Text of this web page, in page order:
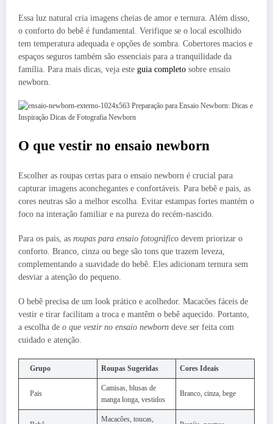
Essa luz natural cria imagens cheias de amor e ternura. Além disso,
o conforto do bebê é fundamental. Verifique se o local escolhido
tem temperatura adequada e opções de sombra. Cobertores macios e
espaços seguros também são essenciais para a tranquilidade da
família. Para mais dicas, veja este guia completo sobre ensaio
newborn.
O que vestir no ensaio newborn
Escolher as roupas certas para o ensaio newborn é crucial para
capturar imagens aconchegantes e confortáveis. Para bebê e pais, as
cores neutras são a melhor escolha. Evitar estampas fortes mantém o
foco na interação familiar e na pureza do recém-nascido.
Para os pais, as roupas para ensaio fotográfico devem priorizar o
conforto. Branco, cinza ou bege são tons que trazem leveza,
complementando a suavidade do bebê. Eles adicionam ternura sem
desviar a atenção do pequeno.
O bebê precisa de um look prático e acolhedor. Macacões fáceis de
vestir e tirar facilitam a troca e mantêm o bebê aquecido. Portanto,
a escolha de o que vestir no ensaio newborn deve ser feita com
cuidado e atenção.
Grupo Roupas Sugeridas Cores Ideais
Pais
Camisas, blusas de
manga longa, vestidos
Branco, cinza, bege
Macacões, toucas,